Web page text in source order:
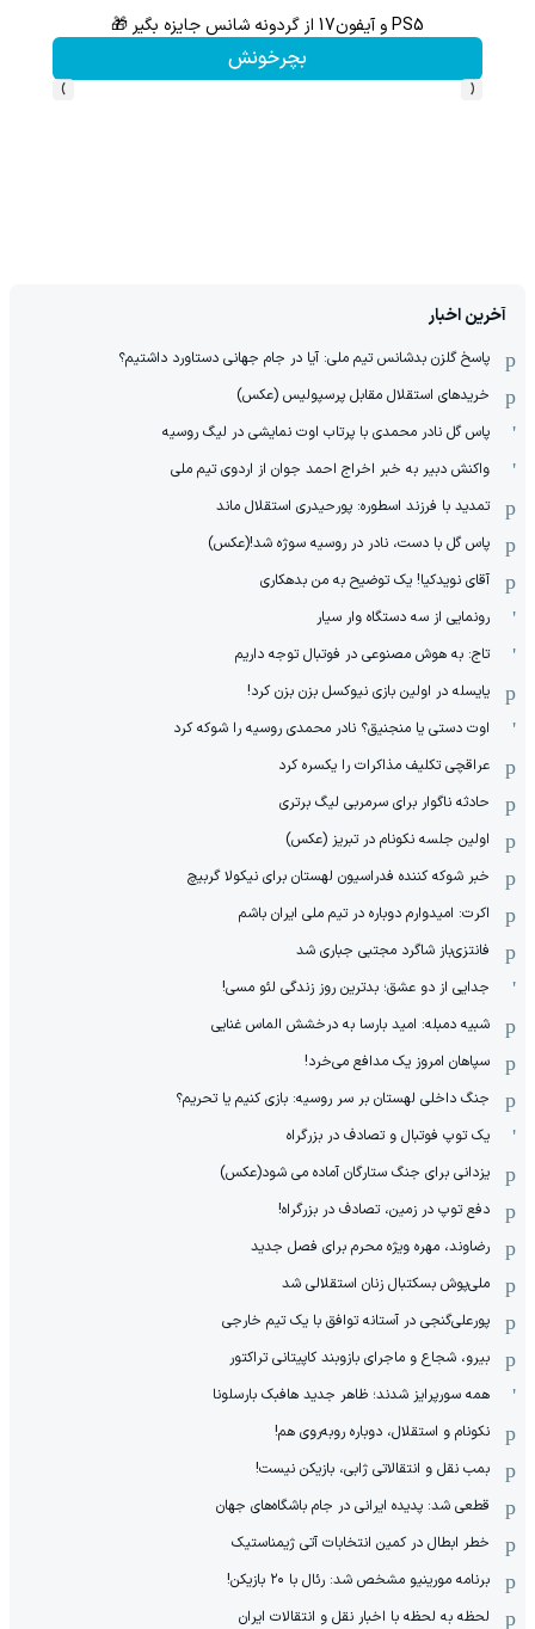
PS5 و آیفون17 از گردونه شانس جایزه بگیر 🎁
بچرخونش
‹
›
آخرین اخبار
پاسخ گلزن بدشانس تیم ملی: آیا در جام جهانی دستاورد داشتیم؟
خریدهای استقلال مقابل پرسپولیس (عکس)
پاس گل نادر محمدی با پرتاب اوت نمایشی در لیگ روسیه
واکنش دبیر به خبر اخراج احمد جوان از اردوی تیم ملی
تمدید با فرزند اسطوره: پورحیدری استقلال ماند
پاس گل با دست، نادر در روسیه سوژه شد!(عکس)
آقای نویدکیا! یک توضیح به من بدهکاری
رونمایی از سه دستگاه وار سیار
تاج: به هوش مصنوعی در فوتبال توجه داریم
یایسله در اولین بازی نیوکسل بزن بزن کرد!
اوت دستی یا منجنیق؟ نادر محمدی روسیه را شوکه کرد
عراقچی تکلیف مذاکرات را یکسره کرد
حادثه ناگوار برای سرمربی لیگ برتری
اولین جلسه نکونام در تبریز (عکس)
خبر شوکه کننده فدراسیون لهستان برای نیکولا گربیچ
اکرت: امیدوارم دوباره در تیم ملی ایران باشم
فانتزی‌باز شاگرد مجتبی جباری شد
جدایی از دو عشق؛ بدترین روز زندگی لئو مسی!
شبیه دمبله: امید بارسا به درخشش الماس غنایی
سپاهان امروز یک مدافع می‌خرد!
جنگ داخلی لهستان بر سر روسیه: بازی کنیم یا تحریم؟
یک توپ فوتبال و تصادف در بزرگراه
یزدانی برای جنگ ستارگان آماده می شود(عکس)
دفع توپ در زمین، تصادف در بزرگراه!
رضاوند، مهره ویژه محرم برای فصل جدید
ملی‌پوش بسکتبال زنان استقلالی شد
پورعلی‌گنجی در آستانه توافق با یک تیم خارجی
بیرو، شجاع و ماجرای بازوبند کاپیتانی تراکتور
همه سورپرایز شدند؛ ظاهر جدید هافبک بارسلونا
نکونام و استقلال، دوباره روبه‌روی هم!
بمب نقل و انتقالاتی ژابی، بازیکن نیست!
قطعی شد: پدیده ایرانی در جام باشگاه‌های جهان
خطر ابطال در کمین انتخابات آتی ژیمناستیک
برنامه مورینیو مشخص شد: رئال با ۲۰ بازیکن!
لحظه به لحظه با اخبار نقل و انتقالات ایران